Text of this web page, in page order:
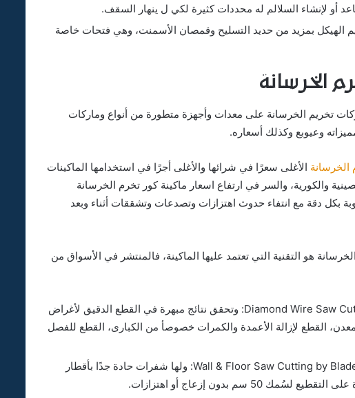
أو لإنشاء السلالم له محددات كثيرة لكي ل ينهار السقف.
الهيكل بمزيد من حديد التسليح وقمصان الأسمنت، وهي فتحات خاصة
الخرسانة
تخريم الخرسانة على معدات وأجهزة متطورة من أنواع وماركات
وعيوبع وكذلك أسعاره.
الخرسانة الأغلى سعرًا في شرائها والأغلى أجرًا في استخدامها الماكينات
والكورية، والسر في ارتفاع اسعار ماكينة كور تخرم الخرسانة
بكل دقة مع انتفاء حدوث اهتزازات وتصدعات وتشققات أثناء وبعد
هو التقنية التي تعتمد عليها الماكينة، فالمنتشر في الأسواق من
مناشير الفولاذ المدعمة بالألماس Diamond Wire Saw Cutting: وتحقق نتائج مبهرة في القطع الدقيق لأغراض
القطع لإزالة الأعمدة والكمرات خصوصأ من الكبارى، القطع للفصل
مناشير البليد المدعمة بالألماس Wall & Floor Saw Cutting by Blade Saw: ولها شفرات حادة جدًا بأقطار